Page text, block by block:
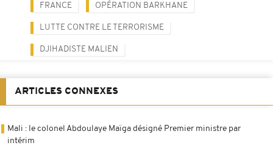
FRANCE OPÉRATION BARKHANE
LUTTE CONTRE LE TERRORISME
DJIHADISTE MALIEN
ARTICLES CONNEXES
Mali : le colonel Abdoulaye Maïga désigné Premier ministre par
intérim